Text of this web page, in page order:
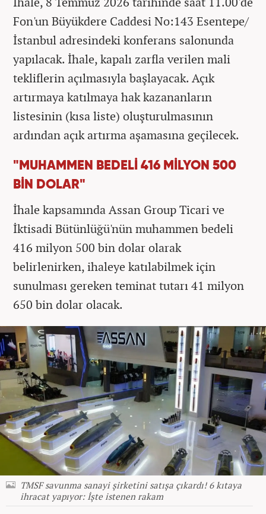
Fon'un Büyükdere Caddesi No:143 Esentepe/
İstanbul adresindeki konferans salonunda
yapılacak. İhale, kapalı zarfla verilen mali
tekliflerin açılmasıyla başlayacak. Açık
artırmaya katılmaya hak kazananların
listesinin (kısa liste) oluşturulmasının
ardından açık artırma aşamasına geçilecek.
"MUHAMMEN BEDELİ 416 MİLYON 500
BİN DOLAR"
İhale kapsamında Assan Group Ticari ve
İktisadi Bütünlüğü'nün muhammen bedeli
416 milyon 500 bin dolar olarak
belirlenirken, ihaleye katılabilmek için
sunulması gereken teminat tutarı 41 milyon
650 bin dolar olacak.
TMSF savunma sanayi şirketini satışa çıkardı! 6 kıtaya
ihracat yapıyor: İşte istenen rakam